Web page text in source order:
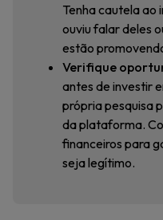
Tenha cautela ao
ouviu falar deles
estão
Verifique
antes de investir
própria pesquisa
da plataforma.
financeiros para
seja legítimo.